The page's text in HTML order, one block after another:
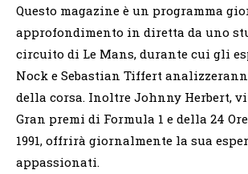
Questo magazine è un programma
approfondimento in diretta da uno
circuito di Le Mans, durante cui gli
Nock e Sebastian Tiffert
della corsa. Inoltre Johnny Herbert,
Gran premi di Formula 1 e della 24
1991, offrirà giornalmente la sua
appassionati.